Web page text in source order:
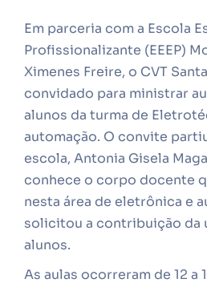
Em parceria com a Escola
Profissionalizante (EEEP)
Ximenes Freire, o CVT
convidado para ministrar
alunos da turma de
automação. O convite
escola, Antonia Gisela
conhece o corpo docente
nesta área de eletrônica e
solicitou a contribuição da
alunos.
As aulas ocorreram de 12 a